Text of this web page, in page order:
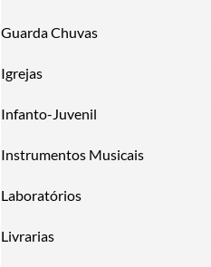
Guarda Chuvas
Igrejas
Infanto-Juvenil
Instrumentos Musicais
Laboratórios
Livrarias